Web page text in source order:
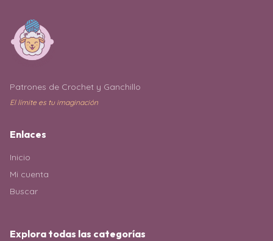
Patrones de Crochet y Ganchillo
El límite es tu imaginación
Enlaces
Inicio
Mi cuenta
Buscar
Explora todas las categorías